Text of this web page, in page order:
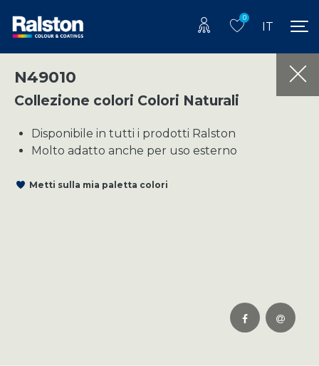
0
IT
N49010
Collezione colori Colori Naturali
Disponibile in tutti i prodotti Ralston
Molto adatto anche per uso esterno
Metti sulla mia paletta colori